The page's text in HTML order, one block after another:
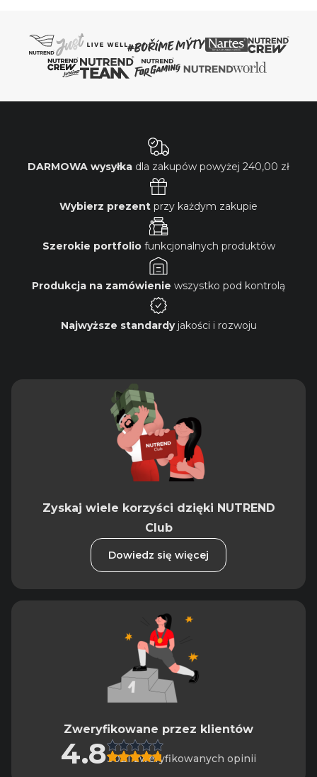
DARMOWA wysyłka dla zakupów powyżej 240,00 zł
Wybierz prezent przy każdym zakupie
Szerokie portfoliofunkcjonalnych produktów
Produkcja na zamówienie wszystko pod kontrolą
Najwyższe standardyjakości i rozwoju
Zyskaj wiele korzyści dzięki NUTREND
Club
Dowiedz się więcej
Zweryfikowane przez klientów
4.83021 zweryfikowanych opinii